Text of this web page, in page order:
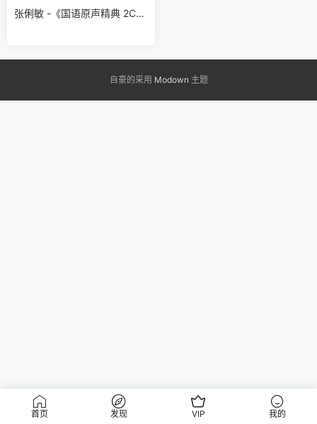
张俐敏 -《国语原声精典 2C
自豪的采用 Modown 主题
首页 发现 VIP 我的